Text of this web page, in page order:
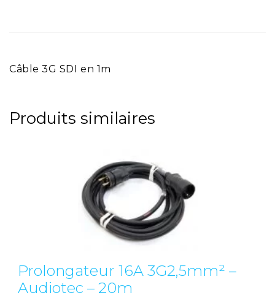
Câble 3G SDI en 1m
Produits similaires
Prolongateur 16A 3G2,5mm² –
Audiotec – 20m